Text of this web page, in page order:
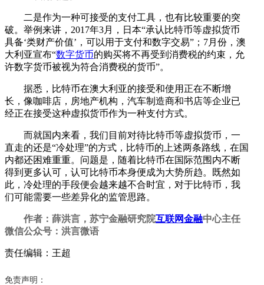
二是作为一种可接受的支付工具，也有比较重要的突
破。举例来讲，2017年3月，日本“承认比特币等虚拟货币
具备‘类财产价值’，可以用于支付和数字交易”；7月份，澳
大利亚宣布“数字货币的购买将不再受到消费税的约束，允
许数字货币被视为符合消费税的货币”。
据悉，比特币在澳大利亚的接受和使用正在不断增
长，像咖啡店，房地产机构，汽车制造商和书店等企业已
经正在接受这种虚拟货币作为一种支付方式。
而就国内来看，我们目前对待比特币等虚拟货币，一
直走的还是“冷处理”的方式，比特币的上述两条路线，在国
内都还困难重重。问题是，随着比特币在国际范围内不断
得到更多认可，认可比特币本身便成为大势所趋。既然如
此，冷处理的手段便会越来越不合时宜，对于比特币，我
们可能需要一些差异化的监管思路。
作者：薛洪言，苏宁金融研究院互联网金融中心主任
微信公众号：洪言微语
责任编辑：王超
免责声明：